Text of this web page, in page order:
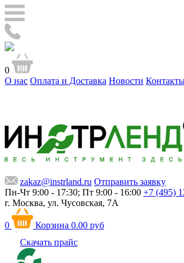
0
О нас Оплата и Доставка Новости
zakaz@instrland.ru Отправить заявку
Пн-Чт 9:00 - 17:30; Пт 9:00 - 16:00 +7 (495)
г. Москва, ул. Чусовская, 7А
0 Корзина 0.00 руб
Скачать прайс